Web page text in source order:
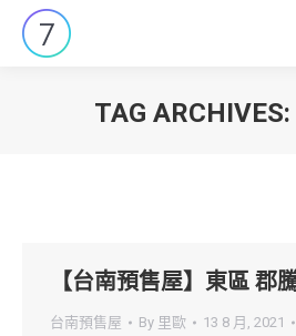
TAG ARCHIVES:
【台南預售屋】東區 郡
台南預售屋 By 里歐 13 8 月, 2021